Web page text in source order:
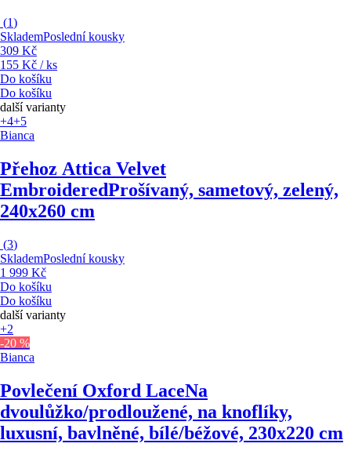
(1)
SklademPoslední kousky
309 Kč
155 Kč / ks
Do košíku
Do košíku
další varianty
+4+5
Bianca
Přehoz Attica Velvet
EmbroideredProšívaný, sametový, zelený,
240x260 cm
(3)
SklademPoslední kousky
1 999 Kč
Do košíku
Do košíku
další varianty
+2
-20 %
Bianca
Povlečení Oxford LaceNa
dvoulůžko/prodloužené, na knoflíky,
luxusní, bavlněné, bílé/béžové, 230x220 cm